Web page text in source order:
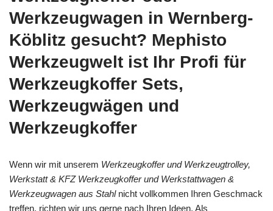
Werkzeugwagen in Wernberg-
Köblitz gesucht? Mephisto
Werkzeugwelt ist Ihr Profi für
Werkzeugkoffer Sets,
Werkzeugwägen und
Werkzeugkoffer
Wenn wir mit unserem Werkzeugkoffer und Werkzeugtrolley,
Werkstatt & KFZ Werkzeugkoffer und Werkstattwagen &
Werkzeugwagen aus Stahlnicht vollkommen Ihren Geschmack
treffen, richten wir uns gerne nach Ihren Ideen. Als